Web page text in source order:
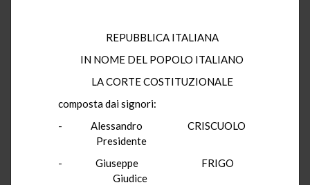
REPUBBLICA ITALIANA
IN NOME DEL POPOLO ITALIANO
LA CORTE COSTITUZIONALE
composta dai signori:
- Alessandro CRISCUOLO
Presidente
- Giuseppe FRIGO
Giudice